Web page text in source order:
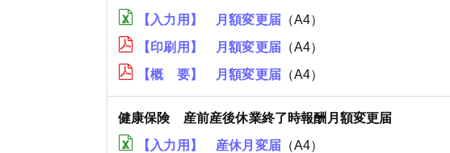
【入力用】 月額変更届（A4）
【印刷用】 月額変更届（A4）
【概 要】 月額変更届（A4）
健康保険 産前産後休業終了時報酬月額変更届
【入力用】 産休月変届（A4）